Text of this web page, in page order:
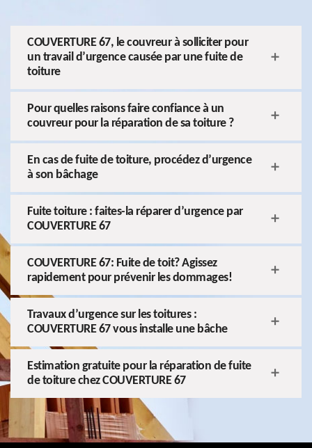
COUVERTURE 67, le couvreur à solliciter pour
un travail d’urgence causée par une fuite de
toiture
Pour quelles raisons faire confiance à un
couvreur pour la réparation de sa toiture ?
En cas de fuite de toiture, procédez d’urgence
à son bâchage
Fuite toiture : faites-la réparer d’urgence par
COUVERTURE 67
COUVERTURE 67: Fuite de toit? Agissez
rapidement pour prévenir les dommages!
Travaux d’urgence sur les toitures :
COUVERTURE 67 vous installe une bâche
Estimation gratuite pour la réparation de fuite
de toiture chez COUVERTURE 67